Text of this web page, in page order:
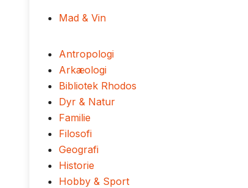
Mad & Vin
Antropologi
Arkæologi
Bibliotek Rhodos
Dyr & Natur
Familie
Filosofi
Geografi
Historie
Hobby & Sport